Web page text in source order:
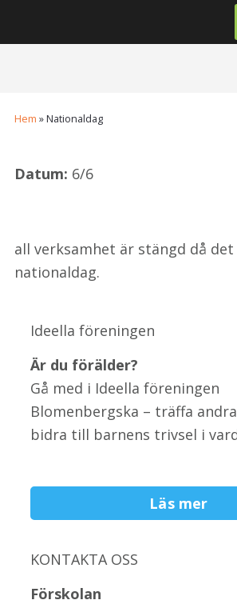
Hem »Nationaldag
Datum: 6/6
all verksamhet är stängd då det
nationaldag.
Ideella föreningen
Är du förälder?
Gå med i Ideella föreningen
Blomenbergska – träffa
bidra till barnens trivsel i
Läs mer
KONTAKTA OSS
Förskolan